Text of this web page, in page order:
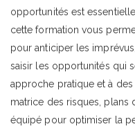
opportunités est
cette formation vous
pour anticiper les
saisir les opportunités qui
approche pratique et à
matrice des risques, plans
équipé pour optimiser la